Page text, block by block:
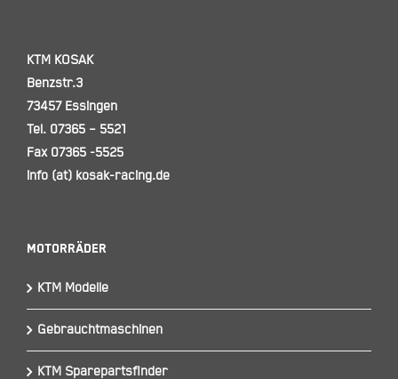
KTM KOSAK
Benzstr.3
73457 Essingen
Tel. 07365 – 5521
Fax 07365 -5525
info (at) kosak-racing.de
Motorräder
KTM Modelle
Gebrauchtmaschinen
KTM Sparepartsfinder